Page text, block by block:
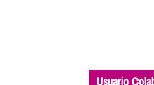
Usuario